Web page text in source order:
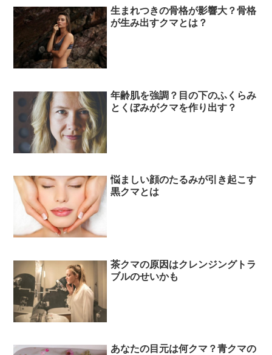
生まれつきの骨格が影響大？骨格
が生み出すクマとは？
年齢肌を強調？目の下のふくらみ
とくぼみがクマを作り出す？
悩ましい顔のたるみが引き起こす
黒クマとは
茶クマの原因はクレンジングトラ
ブルのせいかも
あなたの目元は何クマ？青クマの